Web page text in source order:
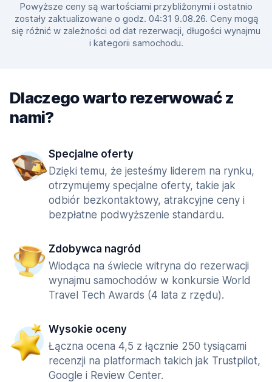
Powyższe ceny są wartościami przybliżonymi i ostatnio
zostały zaktualizowane o godz. 04:31 9.08.26. Ceny mogą
się różnić w zależności od dat rezerwacji, długości wynajmu
i kategorii samochodu.
Dlaczego warto rezerwować z
nami?
Specjalne oferty
Dzięki temu, że jesteśmy liderem na rynku,
otrzymujemy specjalne oferty, takie jak
odbiór bezkontaktowy, atrakcyjne ceny i
bezpłatne podwyższenie standardu.
Zdobywca nagród
Wiodąca na świecie witryna do rezerwacji
wynajmu samochodów w konkursie World
Travel Tech Awards (4 lata z rzędu).
Wysokie oceny
Łączna ocena 4,5 z łącznie 250 tysiącami
recenzji na platformach takich jak Trustpilot,
Google i Review Center.